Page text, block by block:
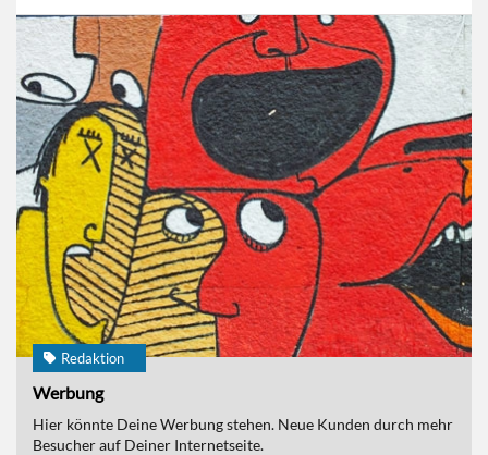
Redaktion
Werbung
Hier könnte Deine Werbung stehen. Neue Kunden durch mehr
Besucher auf Deiner Internetseite.